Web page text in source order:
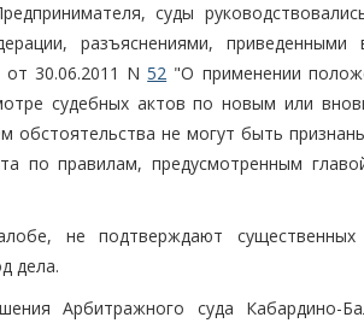
суды
разъяснениями,
от 30.06.2011 N52 "О применении
судебных актов по новым или
обстоятельства не могут быть
по правилам, предусмотренным
не подтверждают
дела.
Арбитражного суда Кабардино-